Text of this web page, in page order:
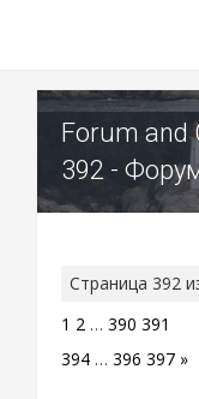
Forum and
392 -
Страница 392
1 2 … 390 391
394 … 396 397 »